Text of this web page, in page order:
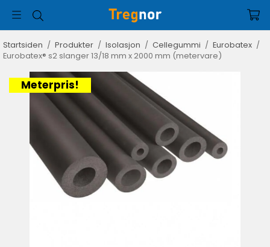
Startsiden / Produkter / Isolasjon / Cellegummi / Eurobatex /
Eurobatex® s2 slanger 13/18 mm x 2000 mm (metervare)
Meterpris!